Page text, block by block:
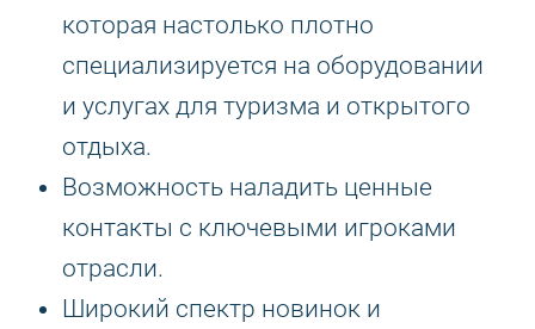
которая настолько плотно
специализируется на оборудовании
и услугах для туризма и открытого
отдыха.
Возможность наладить ценные
контакты с ключевыми игроками
отрасли.
Широкий спектр новинок и